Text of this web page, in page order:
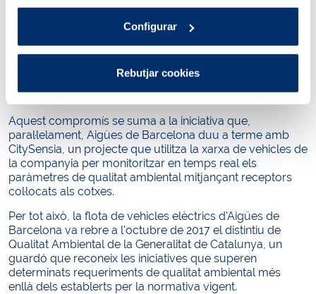
Configurar
Rebutjar cookies
companyia i l'aposta per l'economia circular, en
compliment dels objectius marcats per Nacions Unides.
cap a una gestió cada vegada més respectuosa amb el
medi ambient i eficient des del punt de vista energètic, té
com a finalitat reduir les emissions de CO2, fomentar
l'eficiència energètica i millorar la qualitat de l'aire urbà.
Aquest compromís se suma a la iniciativa que,
paral·lelament, Aigües de Barcelona duu a terme amb
CitySensia, un projecte que utilitza la xarxa de vehicles de
la companyia per monitoritzar en temps real els
paràmetres de qualitat ambiental mitjançant receptors
col·locats als cotxes.
Per tot això, la flota de vehicles elèctrics d'Aigües de
Barcelona va rebre a l'octubre de 2017 el distintiu de
Qualitat Ambiental de la Generalitat de Catalunya, un
guardó que reconeix les iniciatives que superen
determinats requeriments de qualitat ambiental més
enllà dels establerts per la normativa vigent.